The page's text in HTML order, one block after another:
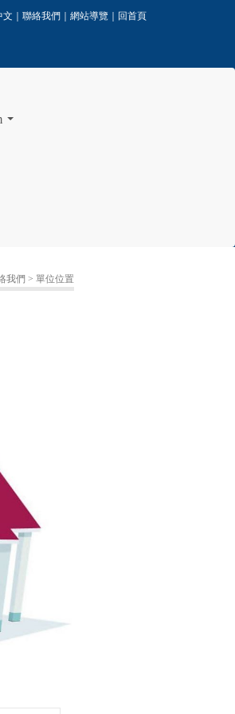
文 ｜聯絡我們 ｜網站導覽 回首頁
我們 > 單位位置